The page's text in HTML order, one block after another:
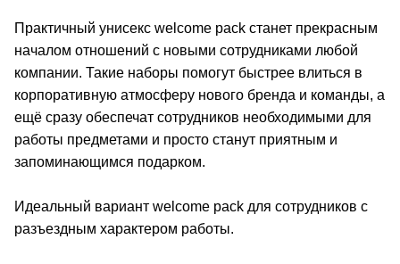
Практичный унисекс welcome pack станет прекрасным
началом отношений с новыми сотрудниками любой
компании. Такие наборы помогут быстрее влиться в
корпоративную атмосферу нового бренда и команды, а
ещё сразу обеспечат сотрудников необходимыми для
работы предметами и просто станут приятным и
запоминающимся подарком.
Идеальный вариант welcome pack для сотрудников с
разъездным характером работы.